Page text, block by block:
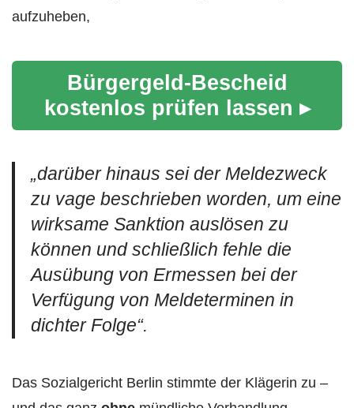
aufzuheben,
Bürgergeld-Bescheid
kostenlos prüfen lassen ▸
„darüber hinaus sei der Meldezweck
zu vage beschrieben worden, um eine
wirksame Sanktion auslösen zu
können und schließlich fehle die
Ausübung von Ermessen bei der
Verfügung von Meldeterminen in
dichter Folge“.
Das Sozialgericht Berlin stimmte der Klägerin zu –